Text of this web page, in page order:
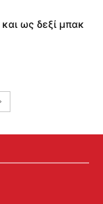
και ως δεξί μπακ